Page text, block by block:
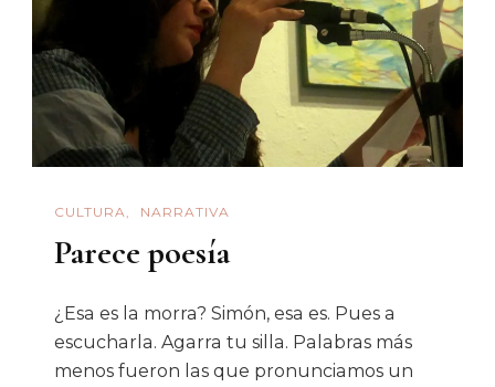
CULTURA NARRATIVA
Parece poesía
¿Esa es la morra? Simón, esa es. Pues a
escucharla. Agarra tu silla. Palabras más
menos fueron las que pronunciamos un